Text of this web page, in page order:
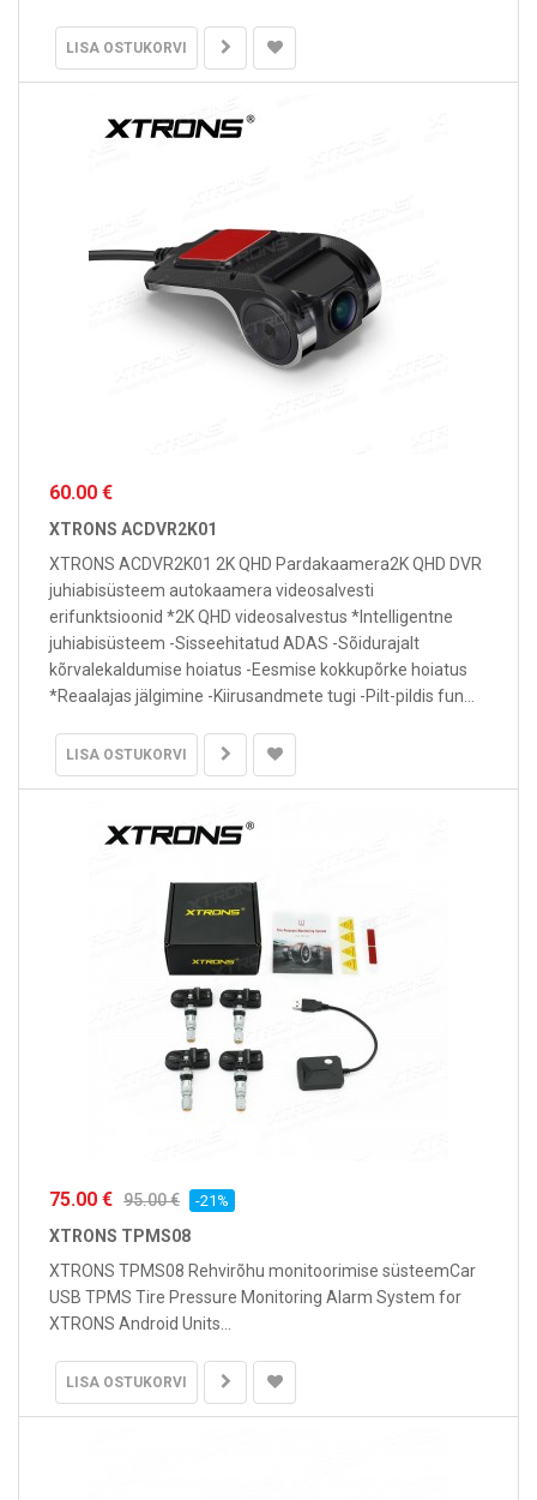
LISA OSTUKORVI
60.00 €
XTRONS ACDVR2K01
XTRONS ACDVR2K01 2K QHD Pardakaamera2K QHD DVR
juhiabisüsteem autokaamera videosalvesti
erifunktsioonid *2K QHD videosalvestus *Intelligentne
juhiabisüsteem -Sisseehitatud ADAS -Sõidurajalt
kõrvalekaldumise hoiatus -Eesmise kokkupõrke hoiatus
*Reaalajas jälgimine -Kiirusandmete tugi -Pilt-pildis fun...
LISA OSTUKORVI
75.00 € 95.00 € -21%
XTRONS TPMS08
XTRONS TPMS08 Rehvirõhu monitoorimise süsteemCar
USB TPMS Tire Pressure Monitoring Alarm System for
XTRONS Android Units...
LISA OSTUKORVI